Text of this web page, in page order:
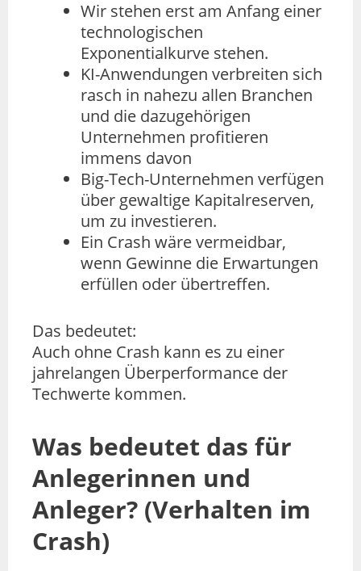
Wir stehen erst am Anfang einer
technologischen
Exponentialkurve stehen.
KI-Anwendungen verbreiten sich
rasch in nahezu allen Branchen
und die dazugehörigen
Unternehmen profitieren
immens davon
Big-Tech-Unternehmen verfügen
über gewaltige Kapitalreserven,
um zu investieren.
Ein Crash wäre vermeidbar,
wenn Gewinne die Erwartungen
erfüllen oder übertreffen.
Das bedeutet:
Auch ohne Crash kann es zu einer
jahrelangen Überperformance der
Techwerte kommen.
Was bedeutet das für
Anlegerinnen und
Anleger? (Verhalten im
Crash)